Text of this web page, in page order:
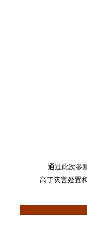
通过此次参
高了灾害处置